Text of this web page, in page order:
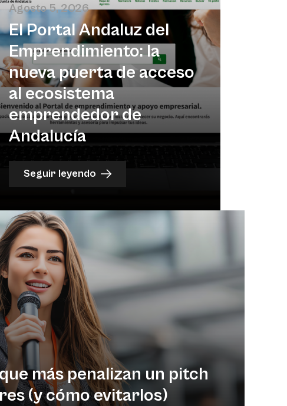
Agosto 5, 2026
El Portal Andaluz del
Emprendimiento: la
nueva puerta de acceso
al ecosistema
emprendedor de
Andalucía
Seguir leyendo
más penalizan un pitch
(y cómo evitarlos)